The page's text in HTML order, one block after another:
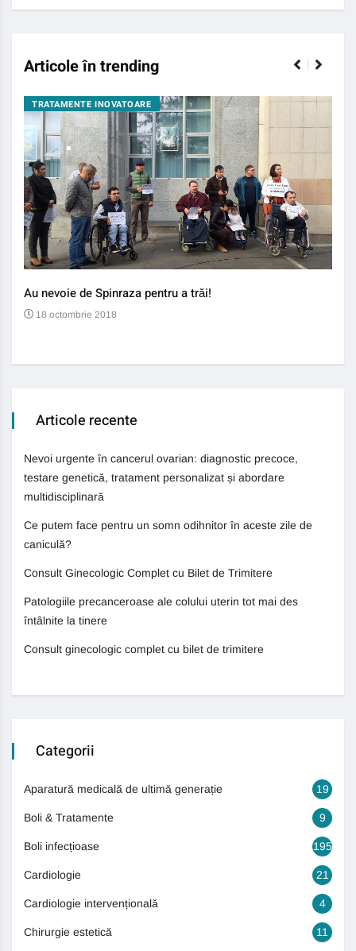
Articole în trending
TRATAMENTE INOVATOARE
Au nevoie de Spinraza pentru a trăi!
18 octombrie 2018
Articole recente
Nevoi urgente în cancerul ovarian: diagnostic precoce,
testare genetică, tratament personalizat și abordare
multidisciplinară
Ce putem face pentru un somn odihnitor în aceste zile de
caniculă?
Consult Ginecologic Complet cu Bilet de Trimitere
Patologiile precanceroase ale colului uterin tot mai des
întâlnite la tinere
Consult ginecologic complet cu bilet de trimitere
Categorii
Aparatură medicală de ultimă generație 19
Boli & Tratamente 9
Boli infecțioase 195
Cardiologie 21
Cardiologie intervențională 4
Chirurgie estetică 11